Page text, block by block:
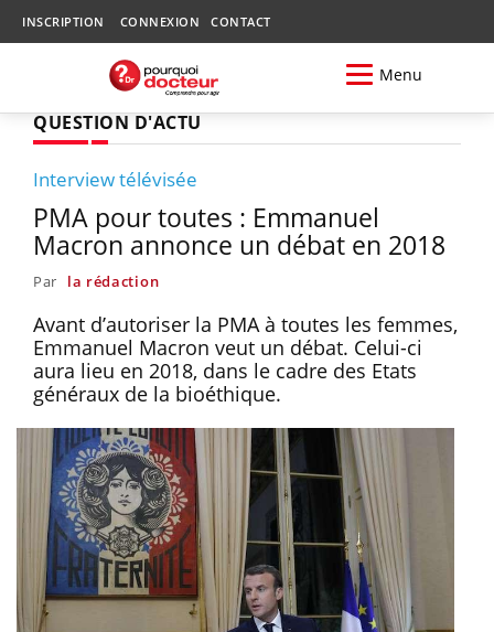
INSCRIPTION CONNEXION CONTACT
Menu
QUESTION D'ACTU
Interview télévisée
PMA pour toutes : Emmanuel
Macron annonce un débat en 2018
Par la rédaction
Avant d’autoriser la PMA à toutes les femmes,
Emmanuel Macron veut un débat. Celui-ci
aura lieu en 2018, dans le cadre des Etats
généraux de la bioéthique.